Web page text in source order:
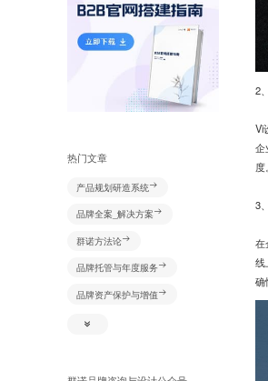
热门文章
产品规划研造系统
品牌全案_解决方案
群诺方法论
品牌托管与年度服务
品牌资产保护与增值
新媒体+资源创意及推广
网络识别系统
2
Vi
企
度
3
在
线
确